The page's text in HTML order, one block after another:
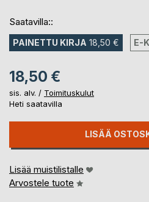
Saatavilla::
PAINETTU KIRJA 18,50 € E-
18,50 €
sis. alv. / Toimituskulut
Heti saatavilla
LISÄÄ
Lisää muistilistalle
Arvostele tuote